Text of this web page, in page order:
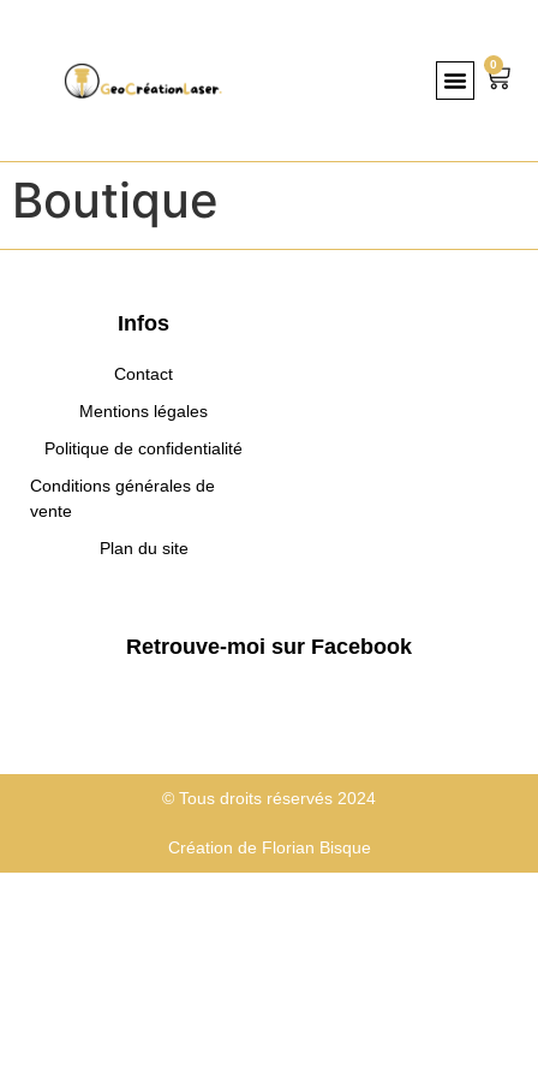
0
Boutique
Infos
Contact
Mentions légales
Politique de confidentialité
Conditions générales de
vente
Plan du site
Retrouve-moi sur Facebook
© Tous droits réservés 2024
Création de Florian Bisque